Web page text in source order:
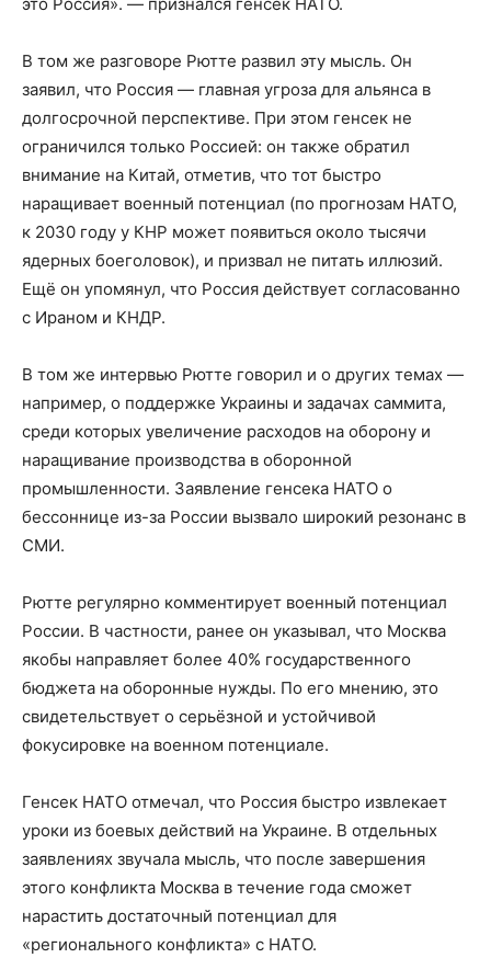
В том же разговоре Рютте развил эту мысль. Он
заявил, что Россия — главная угроза для альянса в
долгосрочной перспективе. При этом генсек не
ограничился только Россией: он также обратил
внимание на Китай, отметив, что тот быстро
наращивает военный потенциал (по прогнозам НАТО,
к 2030 году у КНР может появиться около тысячи
ядерных боеголовок), и призвал не питать иллюзий.
Ещё он упомянул, что Россия действует согласованно
с Ираном и КНДР.
В том же интервью Рютте говорил и о других темах —
например, о поддержке Украины и задачах саммита,
среди которых увеличение расходов на оборону и
наращивание производства в оборонной
промышленности. Заявление генсека НАТО о
бессоннице из-за России вызвало широкий резонанс в
СМИ.
Рютте регулярно комментирует военный потенциал
России. В частности, ранее он указывал, что Москва
якобы направляет более 40% государственного
бюджета на оборонные нужды. По его мнению, это
свидетельствует о серьёзной и устойчивой
фокусировке на военном потенциале.
Генсек НАТО отмечал, что Россия быстро извлекает
уроки из боевых действий на Украине. В отдельных
заявлениях звучала мысль, что после завершения
этого конфликта Москва в течение года сможет
нарастить достаточный потенциал для
«регионального конфликта» с НАТО.